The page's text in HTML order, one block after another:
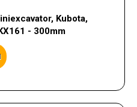
Kubota,
- 300mm